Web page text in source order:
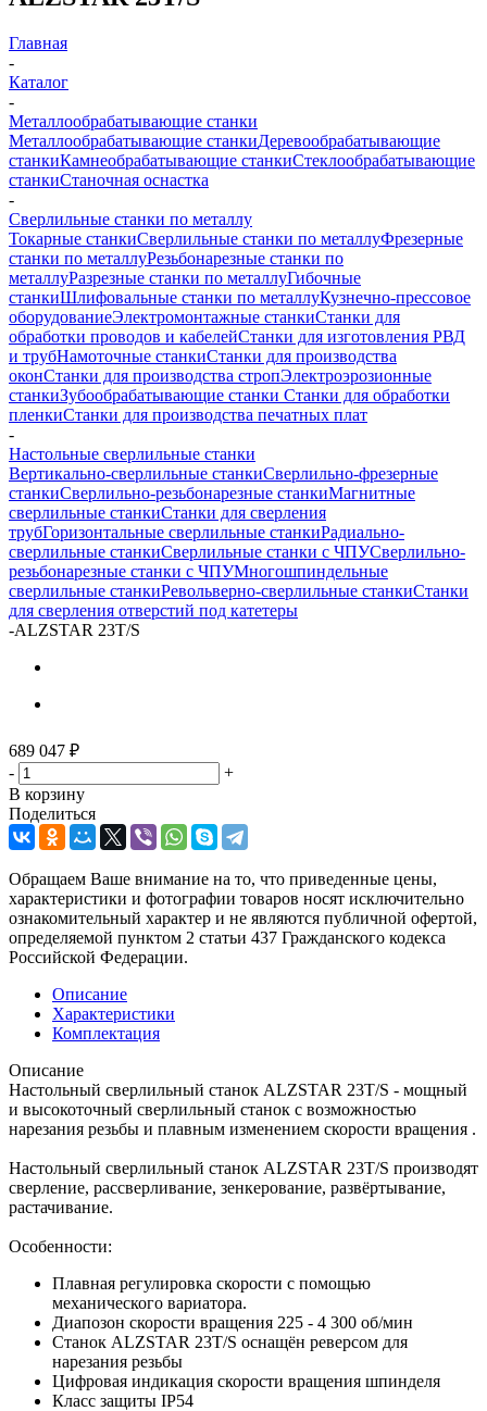
Главная
-
Каталог
-
Металлообрабатывающие станки
Металлообрабатывающие станкиДеревообрабатывающие
станкиКамнеобрабатывающие станкиСтеклообрабатывающие
станкиСтаночная оснастка
-
Сверлильные станки по металлу
Токарные станкиСверлильные станки по металлуФрезерные
станки по металлуРезьбонарезные станки по
металлуРазрезные станки по металлуГибочные
станкиШлифовальные станки по металлуКузнечно-прессовое
оборудованиеЭлектромонтажные станкиСтанки для
обработки проводов и кабелейСтанки для изготовления РВД
и трубНамоточные станкиСтанки для производства
оконСтанки для производства стропЭлектроэрозионные
станкиЗубообрабатывающие станки Станки для обработки
пленкиСтанки для производства печатных плат
-
Настольные сверлильные станки
Вертикально-сверлильные станкиСверлильно-фрезерные
станкиСверлильно-резьбонарезные станкиМагнитные
сверлильные станкиСтанки для сверления
трубГоризонтальные сверлильные станкиРадиально-
сверлильные станкиСверлильные станки с ЧПУСверлильно-
резьбонарезные станки с ЧПУМногошпиндельные
сверлильные станкиРевольверно-сверлильные станкиСтанки
для сверления отверстий под катетеры
-ALZSTAR 23T/S
689 047 ₽
-
+
В корзину
Поделиться
Обращаем Ваше внимание на то, что приведенные цены,
характеристики и фотографии товаров носят исключительно
ознакомительный характер и не являются публичной офертой,
определяемой пунктом 2 статьи 437 Гражданского кодекса
Российской Федерации.
Описание
Характеристики
Комплектация
Описание
Настольный сверлильный станок ALZSTAR 23T/S - мощный
и высокоточный сверлильный станок с возможностью
нарезания резьбы и плавным изменением скорости вращения .
Настольный сверлильный станок ALZSTAR 23T/S производят
сверление, рассверливание, зенкерование, развёртывание,
растачивание.
Особенности:
Плавная регулировка скорости с помощью
механического вариатора.
Диапозон скорости вращения 225 - 4 300 об/мин
Станок ALZSTAR 23T/S оснащён реверсом для
нарезания резьбы
Цифровая индикация скорости вращения шпинделя
Класс защиты IP54